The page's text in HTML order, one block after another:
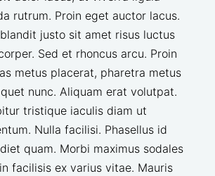
rutrum. Proin eget auctor lacus.
justo sit amet risus luctus
Sed et rhoncus arcu. Proin
metus placerat, pharetra metus
nunc. Aliquam erat volutpat.
tristique iaculis diam ut
Nulla facilisi. Phasellus id
quam. Morbi maximus sodales
facilisis ex varius vitae. Mauris